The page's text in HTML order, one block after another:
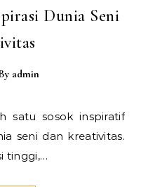
Dunia Seni
admin
seni dan kreativitas.
tinggi,…